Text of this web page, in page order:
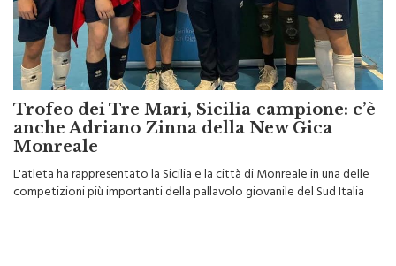
Trofeo dei Tre Mari, Sicilia campione: c’è
anche Adriano Zinna della New Gica
Monreale